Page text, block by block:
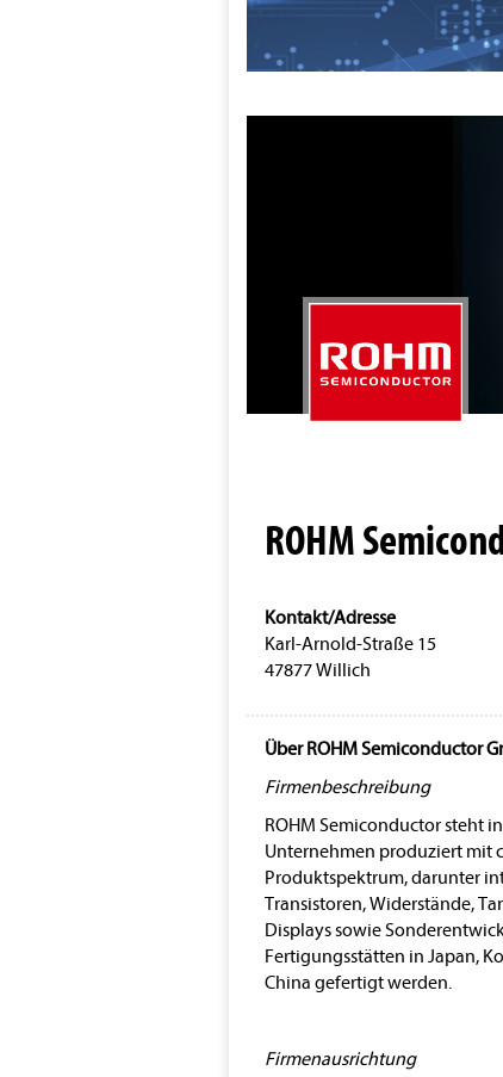
ROHM
Kontakt/Adresse
Karl-Arnold-Straße 15
47877 Willich
Über ROHM Semiconductor
Firmenbeschreibung
ROHM Semiconductor steht
Unternehmen produziert mit
Produktspektrum, darunter
Transistoren, Widerstände,
Displays sowie
Fertigungsstätten in Japan,
China gefertigt werden.
Firmenausrichtung